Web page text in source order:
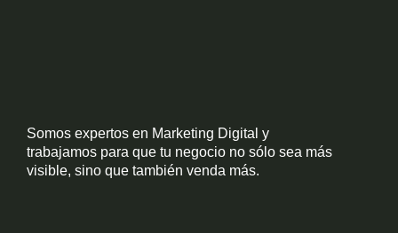
Somos expertos en Marketing Digital y
trabajamos para que tu negocio no sólo sea más
visible, sino que también venda más.